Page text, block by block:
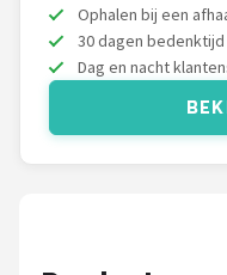
Stokke
Done by Deer
Ophalen bij een
30 dagen
Dag en nacht